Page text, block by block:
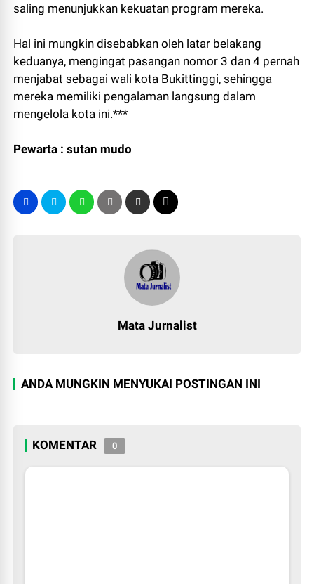
saling menunjukkan kekuatan program mereka.
Hal ini mungkin disebabkan oleh latar belakang
keduanya, mengingat pasangan nomor 3 dan 4 pernah
menjabat sebagai wali kota Bukittinggi, sehingga
mereka memiliki pengalaman langsung dalam
mengelola kota ini.***
Pewarta : sutan mudo
Mata Jurnalist
ANDA MUNGKIN MENYUKAI POSTINGAN INI
KOMENTAR 0